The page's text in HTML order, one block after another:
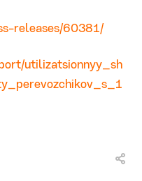
releases/60381/
utilizatsionnyy_sh